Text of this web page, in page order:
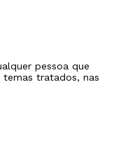
pessoa que
tratados, nas